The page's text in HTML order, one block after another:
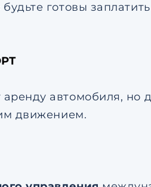
готовы
автомобиля, но
движением.